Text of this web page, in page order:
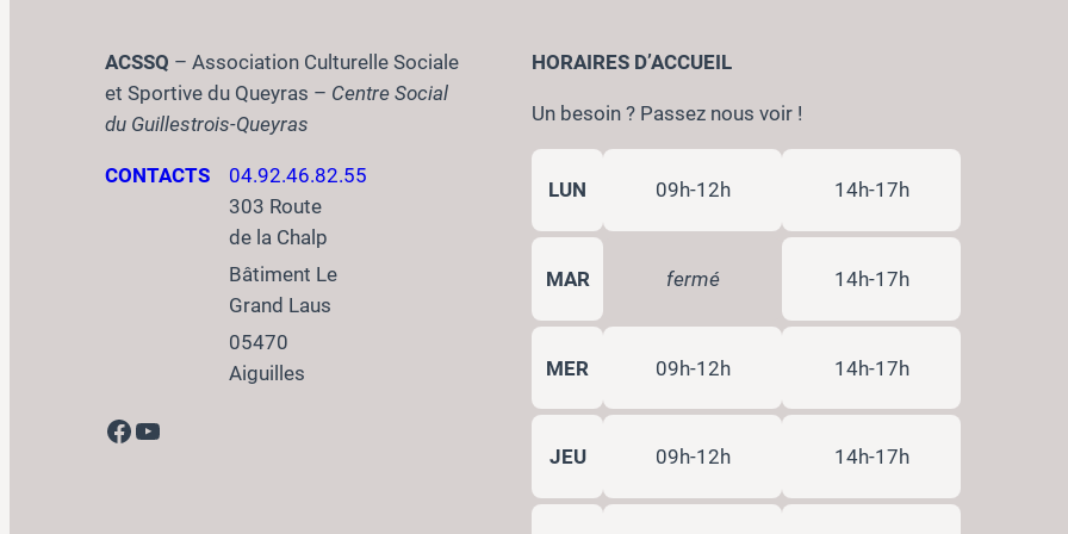
ACSSQ – Association Culturelle Sociale
et Sportive du Queyras – Centre Social
du Guillestrois-Queyras
CONTACTS
04.92.46.82.55
303 Route
de la Chalp
Bâtiment Le
Grand Laus
05470
Aiguilles
Facebook YouTube
HORAIRES D’ACCUEIL
Un besoin ? Passez nous voir !
LUN 09h-12h 14h-17h
MAR fermé 14h-17h
MER 09h-12h 14h-17h
JEU 09h-12h 14h-17h